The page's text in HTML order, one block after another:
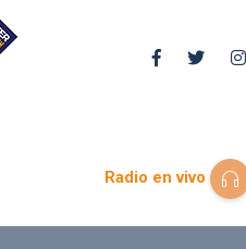
Radio en vivo